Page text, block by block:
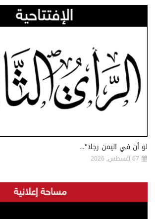
لو أن في اليمن رجلا"…
07 اغسطس, 2026